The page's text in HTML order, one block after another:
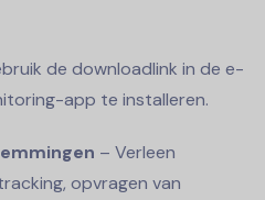
de downloadlink in de e-
app te installeren.
– Verleen
opvragen van